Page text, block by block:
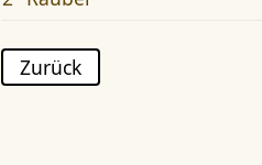
Zurück